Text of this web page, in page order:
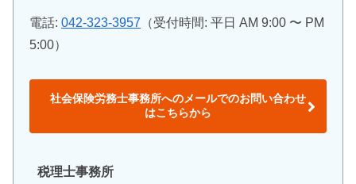
電話: 042-323-3957 （受付時間: 平日 AM 9:00 〜 PM
5:00）
社会保険労務士事務所へのメールでのお問い合わせ
はこちらから
税理士事務所